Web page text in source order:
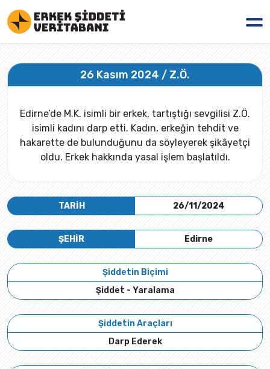
26 Kasım 2024 / Z.Ö.
Edirne’de M.K. isimli bir erkek, tartıştığı sevgilisi Z.Ö.
isimli kadını darp etti. Kadın, erkeğin tehdit ve
hakarette de bulunduğunu da söyleyerek şikâyetçi
oldu. Erkek hakkında yasal işlem başlatıldı.
TARİH 26/11/2024
Edirne
ŞEHİR
Şiddetin Biçimi
Şiddet - Yaralama
Şiddetin Araçları
Darp Ederek